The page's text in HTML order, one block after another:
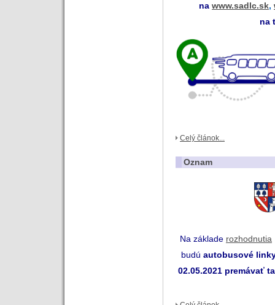
na www.sadlc.sk,
na
Celý článok...
Oznam
Na základe rozhodnutia
budú autobusové
02.05.2021 premávať